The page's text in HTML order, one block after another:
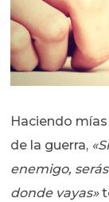
Haciendo
de la guerra,
enemigo,
donde vayas»